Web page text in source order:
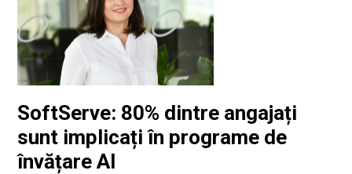
SoftServe: 80% dintre angajați
sunt implicați în programe de
învățare AI